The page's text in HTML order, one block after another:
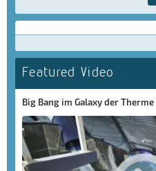
Featured Video
Big Bang im Galaxy der